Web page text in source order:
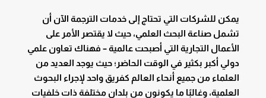
يمكن للشركات التي تحتاج إلى خدمات الترجمة الآن أن
تشمل صناعة البحث العلمي، حيث لا يقتصر الأمر على
الأعمال التجارية التي أصبحت عالمية – فهناك تعاون علمي
دولي أكبر بكثير في الوقت الحاضر؛ حيث يوجد العديد من
العلماء من جميع أنحاء العالم كفريق واحد لإجراء البحوث
العلمية، وغالبًا ما يكونون من بلدان مختلفة ذات خلفيات